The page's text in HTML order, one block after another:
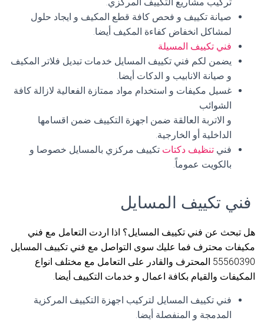
صيانة تكييف و فحص كافة قطع المكيف و ايجاد حلول
لمشاكل انخفاض كفاءة المكيف أيضا.
فني تكييف المسيلة
يضمن لكم فني تكييف المسايل خدمات تبديل فلاتر المكيف
و صيانة الانابيب و الدكات أيضا.
غسيل مكيفات و استخدام مواد ممتازة الفعالية لازالة كافة
الشوائب
و الاتربة العالقة ضمن اجهزة التكييف ضمن اقسامها
الداخلية أو الخارجية.
فني تنظيف دكتات تكييف مركزي بالمسايل خصوصا و
بالكويت عموماً.
فني تكييف المسايل
هل تبحث عن فني تكييف المسايل؟ اذا اردت التعامل مع فني
مكيفات محترف فما عليك سوى التواصل مع فني تكييف المسايل
55560390 المحترف والقادر على التعامل مع مختلف انواع
المكيفات والقيام بكافة اعمال و خدمات التكييف أيضا.
فني تكييف المسايل لتركيب اجهزة التكييف المركزية
المدمجة و المنفصلة أيضا.